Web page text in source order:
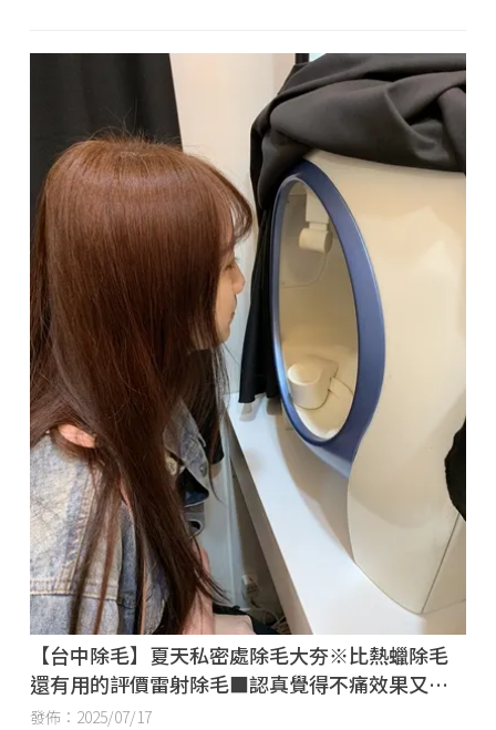
【台中除毛】夏天私密處除毛大夯※比熱蠟除毛
還有用的評價雷射除毛■認真覺得不痛效果又很
好★朋友說台中專業的無痛除毛好推薦
發佈：2025/07/17